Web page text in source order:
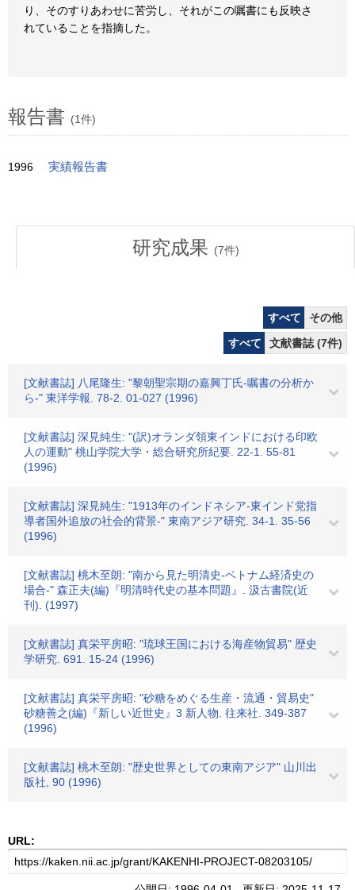
り、そのすりあわせに苦労し、それがこの嘱書にも反映さ
れていることを指摘した。
報告書 (1件)
1996 実績報告書
研究成果 (7件)
すべて
その他
すべて
文献書誌 (7件)
[文献書誌] 八尾隆生: "黎朝聖宗期の嘉興丁氏-嘱書の分析か
ら-" 東洋学報. 78-2. 01-027 (1996)
[文献書誌] 深見純生: "(訳)オランダ領東インドにおける印欧
人の運動" 桃山学院大学・総合研究所紀要. 22-1. 55-81
(1996)
[文献書誌] 深見純生: "1913年のインドネシア-東インド党指
導者国外追放の社会的背景-" 東南アジア研究. 34-1. 35-56
(1996)
[文献書誌] 桃木至朗: "南から見た明清史-ベトナム経済史の
場合-" 森正夫(編)『明清時代史の基本問題』. 汲古書院(近
刊). (1997)
[文献書誌] 真栄平房昭: "琉球王国における海産物貿易" 歴史
学研究. 691. 15-24 (1996)
[文献書誌] 真栄平房昭: "砂糖をめぐる生産・流通・貿易史"
砂糖善之(編)『新しい近世史』3 新人物. 往来社. 349-387
(1996)
[文献書誌] 桃木至朗: "歴史世界としての東南アジア" 山川出
版社, 90 (1996)
URL: